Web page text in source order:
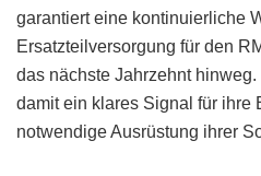
garantiert eine kontinuierliche
Ersatzteilversorgung für den
das nächste Jahrzehnt
damit ein klares Signal für ihre
notwendige Ausrüstung ihrer